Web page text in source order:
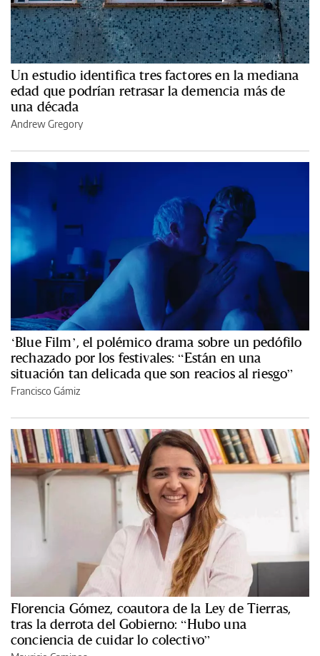
Un estudio identifica tres factores en la mediana
edad que podrían retrasar la demencia más de
una década
Andrew Gregory
‘Blue Film’, el polémico drama sobre un pedófilo
rechazado por los festivales: “Están en una
situación tan delicada que son reacios al riesgo”
Francisco Gámiz
Florencia Gómez, coautora de la Ley de Tierras,
tras la derrota del Gobierno: “Hubo una
conciencia de cuidar lo colectivo”